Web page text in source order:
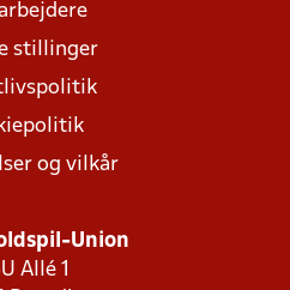
stillinger
og vilkår
Union
Allé 1